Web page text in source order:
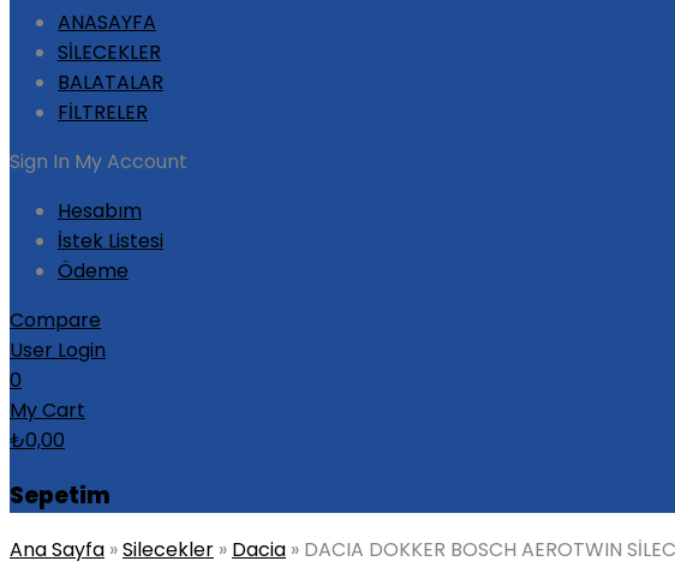
ANASAYFA
SİLECEKLER
BALATALAR
FİLTRELER
Sign In My Account
Hesabım
İstek Listesi
Ödeme
Compare
User Login
0
My Cart
₺0,00
Sepetim
Ana Sayfa »Silecekler » Dacia » DACIA DOKKER BOSCH AEROTWIN